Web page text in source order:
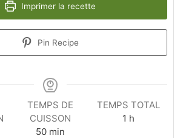
Imprimer la recette
Pin Recipe
TEMPS DE
CUISSON
50minutes
min
TEMPS TOTAL
1 heure
h